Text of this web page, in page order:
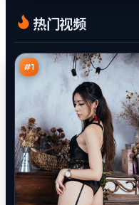
热门视频
#1
风
剧
场
97
万